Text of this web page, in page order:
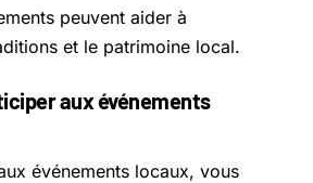
peuvent aider à
et le patrimoine local.
aux événements
événements locaux, vous